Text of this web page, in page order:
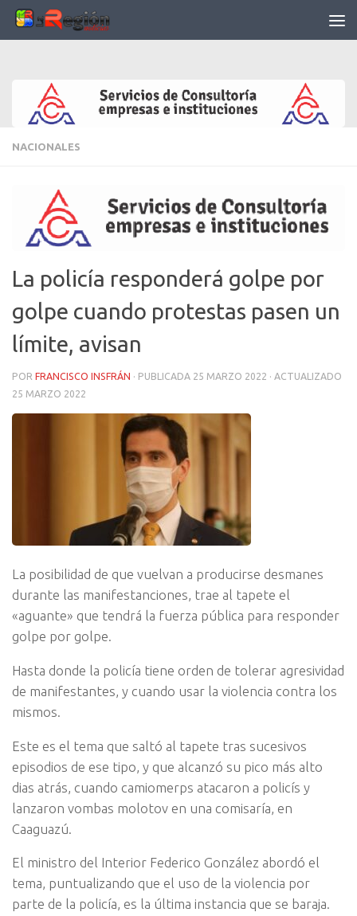
Saltar al contenido
NACIONALES
La policía responderá golpe por
golpe cuando protestas pasen un
límite, avisan
POR FRANCISCO INSFRÁN · PUBLICADA 25 MARZO 2022 · ACTUALIZADO
25 MARZO 2022
La posibilidad de que vuelvan a producirse desmanes
durante las manifestanciones, trae al tapete el
«aguante» que tendrá la fuerza pública para responder
golpe por golpe.
Hasta donde la policía tiene orden de tolerar agresividad
de manifestantes, y cuando usar la violencia contra los
mismos.
Este es el tema que saltó al tapete tras sucesivos
episodios de ese tipo, y que alcanzó su pico más alto
dias atrás, cuando camiomerps atacaron a policís y
lanzaron vombas molotov en una comisaría, en
Caaguazú.
El ministro del Interior Federico González abordó el
tema, puntualizando que el uso de la violencia por
parte de la policía, es la última instancia que se baraja.